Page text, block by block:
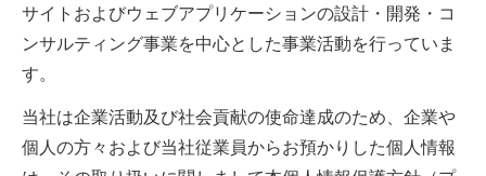
サイトおよびウェブアプリケーションの設計・開発・コ
ンサルティング事業を中心とした事業活動を行っていま
す。
当社は企業活動及び社会貢献の使命達成のため、企業や
個人の方々および当社従業員からお預かりした個人情報